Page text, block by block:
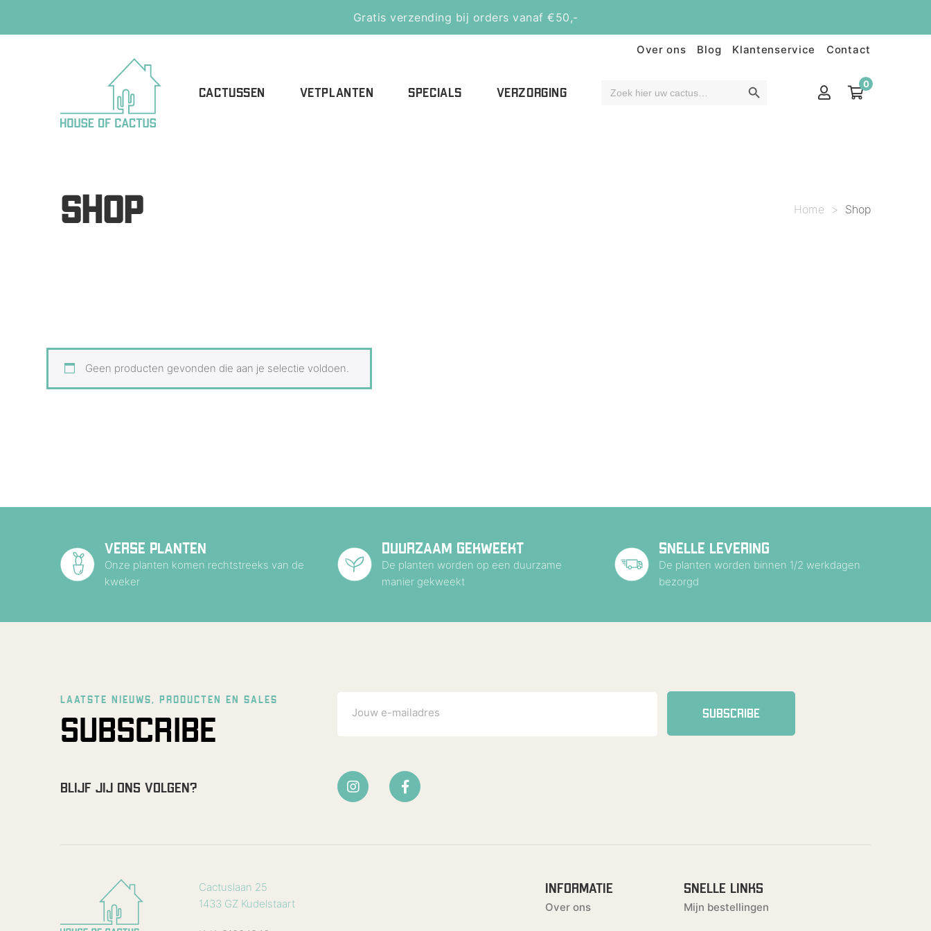
Gratis verzending bij orders vanaf €50,-
Over ons Blog Klantenservice Contact
CACTUSSEN VETPLANTEN SPECIALS VERZORGING
0
SHOP Home > Shop
Geen producten gevonden die aan je selectie voldoen.
VERSE PLANTEN
Onze planten komen rechtstreeks van de
kweker
DUURZAAM GEKWEEKT
De planten worden op een duurzame
manier gekweekt
SNELLE LEVERING
De planten worden binnen 1/2 werkdagen
bezorgd
LAATSTE NIEUWS, PRODUCTEN EN SALES
SUBSCRIBE
BLIJF JIJ ONS VOLGEN?
SUBSCRIBE
Cactuslaan 25
1433 GZ Kudelstaart
INFORMATIE
Over ons
SNELLE LINKS
Mijn bestellingen